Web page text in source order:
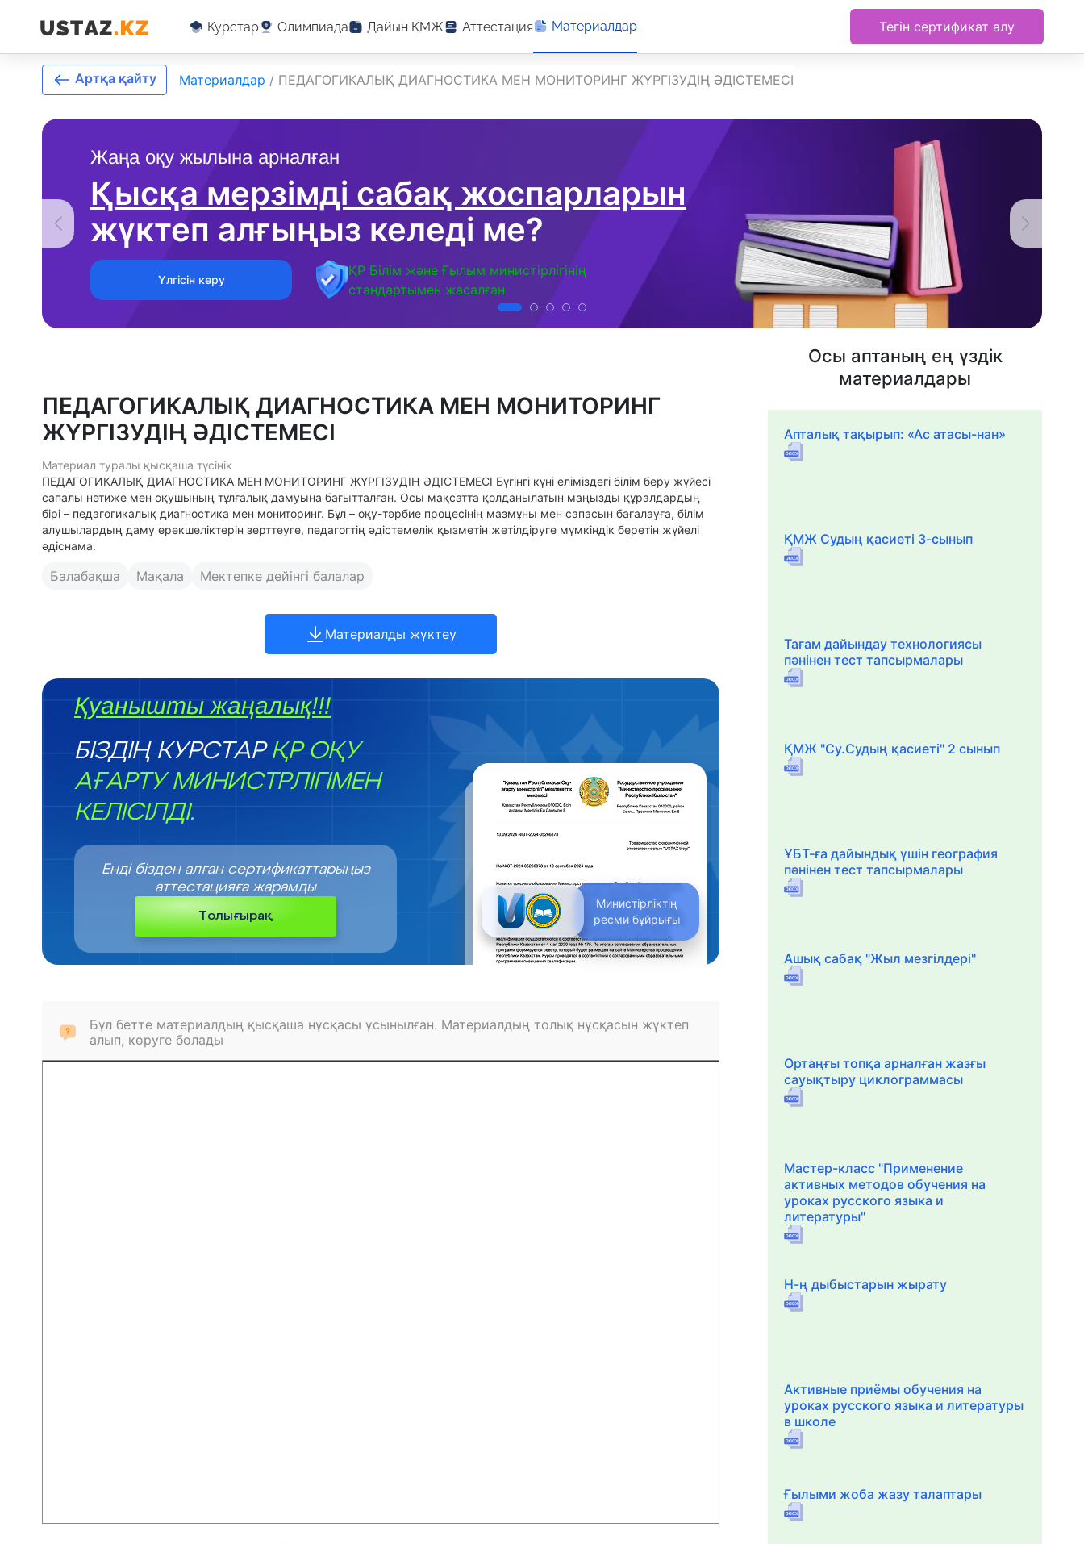
Курстар Олимпиада Дайын ҚМЖ Аттестация Материалдар Тегін сертификат алу
Жаңа оқу жылына арналған
Қысқа мерзімді сабақ жоспарларын
жүктеп алғыңыз келеді ме?
Үлгісін көру
ҚР Білім және Ғылым министірлігінің
стандартымен жасалған
Артқа қайту Материалдар / ПЕДАГОГИКАЛЫҚ ДИАГНОСТИКА МЕН МОНИТОРИНГ ЖҮРГІЗУДІҢ ӘДІСТЕМЕСІ
ПЕДАГОГИКАЛЫҚ ДИАГНОСТИКА МЕН МОНИТОРИНГ
ЖҮРГІЗУДІҢ ӘДІСТЕМЕСІ
Материал туралы қысқаша түсінік
ПЕДАГОГИКАЛЫҚ ДИАГНОСТИКА МЕН МОНИТОРИНГ ЖҮРГІЗУДІҢ ӘДІСТЕМЕСІ Бүгінгі күні еліміздегі білім беру жүйесі
сапалы нәтиже мен оқушының тұлғалық дамуына бағытталған. Осы мақсатта қолданылатын маңызды құралдардың
бірі – педагогикалық диагностика мен мониторинг. Бұл – оқу-тәрбие процесінің мазмұны мен сапасын бағалауға, білім
алушылардың даму ерекшеліктерін зерттеуге, педагогтің әдістемелік қызметін жетілдіруге мүмкіндік беретін жүйелі
әдіснама.
Балабақша Мақала Мектепке дейінгі балалар
Материалды жүктеу
Қуанышты жаңалық!!!
БІЗДІҢ КУРСТАР ҚР ОҚУ
АҒАРТУ МИНИСТРЛІГІМЕН
КЕЛІСІЛДІ.
Министірліктің
ресми бұйрығы
Енді бізден алған сертификаттарыңыз
аттестацияға жарамды
Толығырақ
Бұл бетте материалдың қысқаша нұсқасы ұсынылған. Материалдың толық нұсқасын жүктеп
алып, көруге болады
Осы аптаның ең үздік
материалдары
Апталық тақырып: «Ас атасы-нан»
ҚМЖ Судың қасиеті 3-сынып
Тағам дайындау технологиясы
пәнінен тест тапсырмалары
ҚМЖ "Су.Судың қасиеті" 2 сынып
ҰБТ-ға дайындық үшін география
пәнінен тест тапсырмалары
Ашық сабақ "Жыл мезгілдері"
Ортаңғы топқа арналған жазғы
сауықтыру циклограммасы
Мастер-класс "Применение
активных методов обучения на
уроках русского языка и
литературы"
Н-ң дыбыстарын жырату
Активные приёмы обучения на
уроках русского языка и литературы
в школе
Ғылыми жоба жазу талаптары